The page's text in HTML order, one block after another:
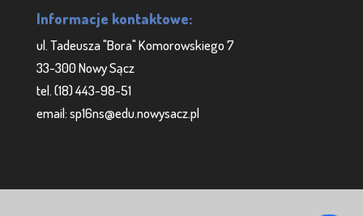
Informacje kontaktowe:
ul. Tadeusza "Bora" Komorowskiego 7
33-300 Nowy Sącz
tel. (18) 443-98-51
email: sp16ns@edu.nowysacz.pl